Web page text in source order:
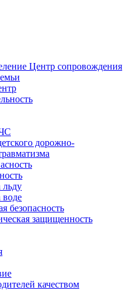
Центр сопровождения
дорожно-
льду
воде
безопасность
защищенность
качеством